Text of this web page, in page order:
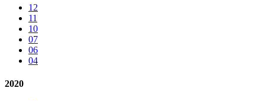
12
11
10
07
06
04
2020